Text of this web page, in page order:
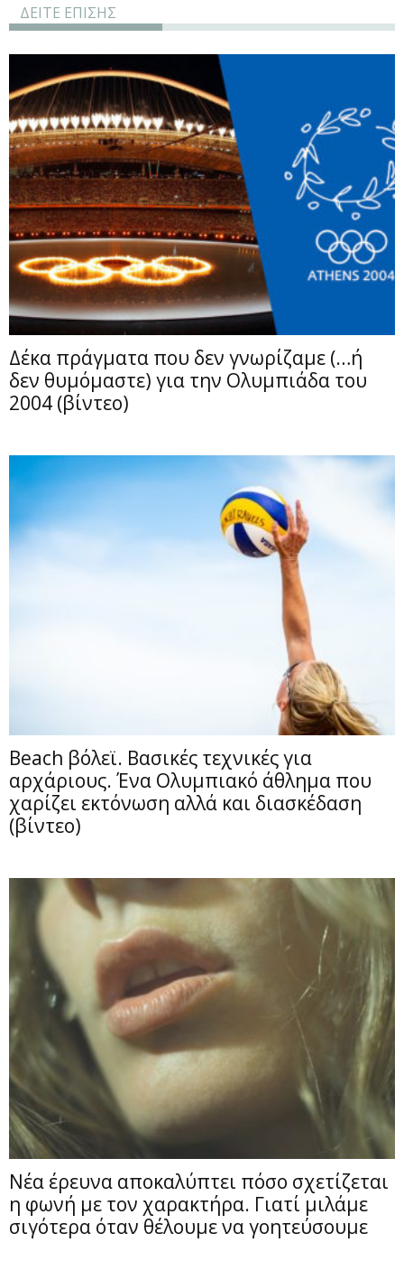
ΔΕΙΤΕ ΕΠΙΣΗΣ
Δέκα πράγματα που δεν γνωρίζαμε (…ή
δεν θυμόμαστε) για την Ολυμπιάδα του
2004 (βίντεο)
Beach βόλεϊ. Βασικές τεχνικές για
αρχάριους. Ένα Ολυμπιακό άθλημα που
χαρίζει εκτόνωση αλλά και διασκέδαση
(βίντεο)
Νέα έρευνα αποκαλύπτει πόσο σχετίζεται
η φωνή με τον χαρακτήρα. Γιατί μιλάμε
σιγότερα όταν θέλουμε να γοητεύσουμε